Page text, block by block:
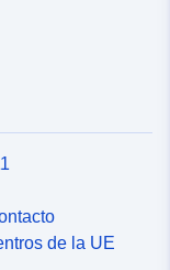
de la UE